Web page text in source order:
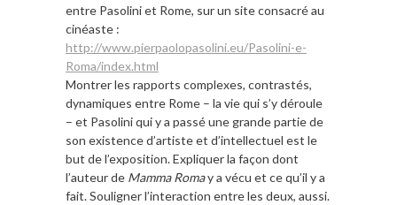
entre Pasolini et Rome, sur un site consacré au
cinéaste :
http://www.pierpaolopasolini.eu/Pasolini-e-
Roma/index.html
Montrer les rapports complexes, contrastés,
dynamiques entre Rome – la vie qui s’y déroule
– et Pasolini qui y a passé une grande partie de
son existence d’artiste et d’intellectuel est le
but de l’exposition. Expliquer la façon dont
l’auteur de Mamma Romay a vécu et ce qu’il y a
fait. Souligner l’interaction entre les deux, aussi.